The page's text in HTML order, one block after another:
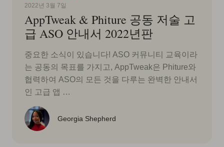
2022년 3월 7일
AppTweak & Phiture 공동 저술 고
급 ASO 안내서 2022년판
중요한 소식이 있습니다! ASO 커뮤니티 교육이라
는 공동의 목표를 가지고, AppTweak은 Phiture와
협력하여 ASO의 모든 것을 다루는 완벽한 안내서
인 고급 앱 …
Georgia Shepherd